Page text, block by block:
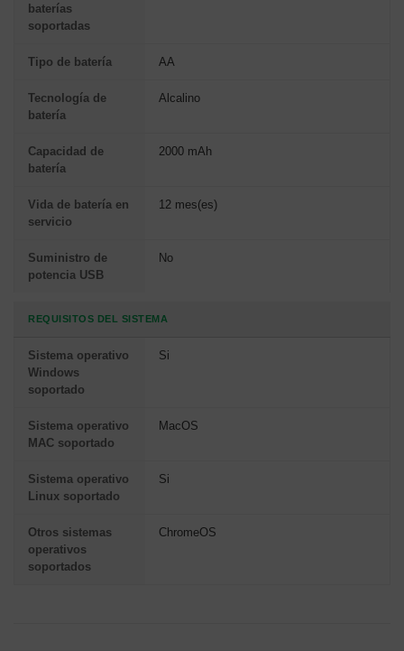
baterías
soportadas
Tipo de batería AA
Tecnología de
batería
Alcalino
Capacidad de
batería
2000 mAh
Vida de batería en
servicio
12 mes(es)
Suministro de
potencia USB
No
REQUISITOS DEL SISTEMA
Sistema operativo
Windows
soportado
Si
Sistema operativo
MAC soportado
MacOS
Sistema operativo
Linux soportado
Si
Otros sistemas
operativos
soportados
ChromeOS